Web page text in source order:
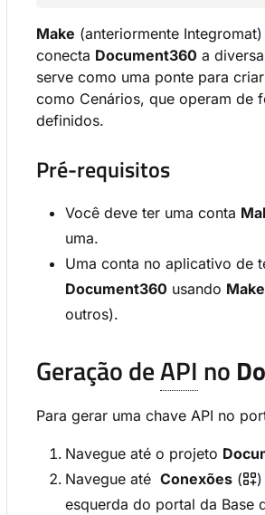
Make (anteriormente
conecta Document360 a
serve como uma ponte para
como Cenários, que operam de
definidos.
Pré-requisitos
Você deve ter uma conta
uma.
Uma conta no aplicativo de
Document360 usando Make
outros).
Geração deAPI no
Para gerar uma chave API no
Navegue até o projeto
Navegue até Conexões (
esquerda do portal da Base